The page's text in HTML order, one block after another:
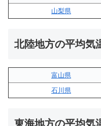
山梨県
北陸地方の平均気
富山県
石川県
東海地方の平均気